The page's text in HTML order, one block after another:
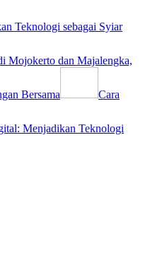
Teknologi sebagai Syiar
Mojokerto dan Majalengka,
Bersama Cara
Menjadikan Teknologi